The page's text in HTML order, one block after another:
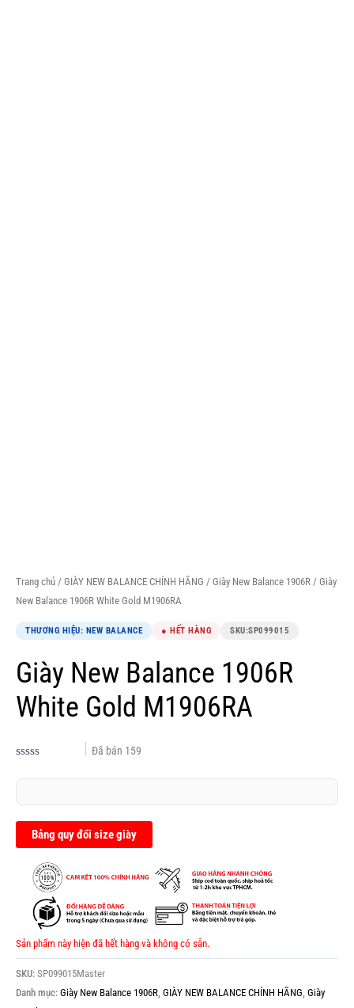
Trang chủ / GIÀY NEW BALANCE CHÍNH HÃNG / Giày New Balance 1906R / Giày
New Balance 1906R White Gold M1906RA
THƯƠNG HIỆU: NEW BALANCE ● HẾT HÀNG SKU:SP099015
Giày New Balance 1906R
White Gold M1906RA
xếp
0.0
sao
Đã bán 159
Bảng quy đổi size giày
Sản phẩm này hiện đã hết hàng và không có sẵn.
SKU: SP099015Master
Danh mục: Giày New Balance 1906R GIÀY NEW BALANCE CHÍNH HÃNG Giày